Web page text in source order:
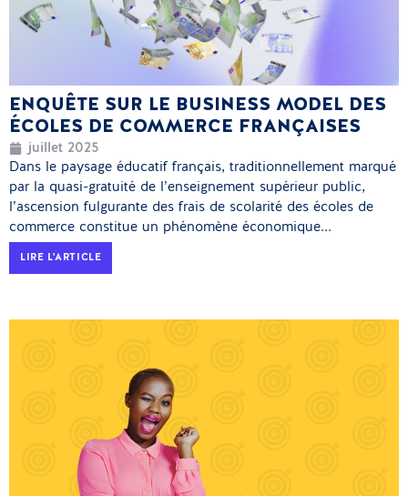
ENQUÊTE SUR LE BUSINESS MODEL DES
ÉCOLES DE COMMERCE FRANÇAISES
juillet 2025
Dans le paysage éducatif français, traditionnellement marqué
par la quasi-gratuité de l’enseignement supérieur public,
l’ascension fulgurante des frais de scolarité des écoles de
commerce constitue un phénomène économique...
LIRE L'ARTICLE